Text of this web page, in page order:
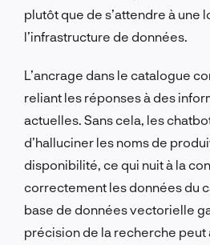
plutôt que de s’attendre à une
l’infrastructure de données.
L’ancrage dans le catalogue
reliant les réponses à des
actuelles. Sans cela, les
d’halluciner les noms de
disponibilité, ce qui nuit à la
correctement les données du
base de données vectorielle
précision de la recherche peut